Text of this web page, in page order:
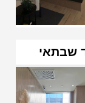
שבתאי